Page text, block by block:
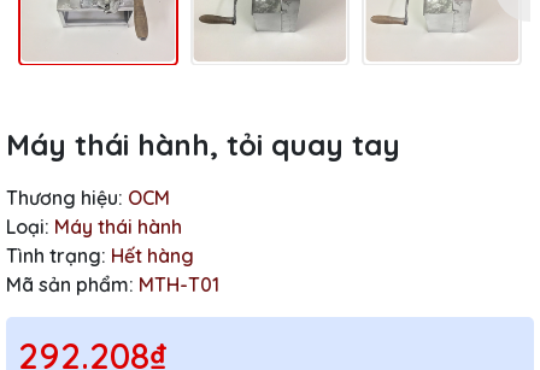
Máy thái hành, tỏi quay tay
Thương hiệu: OCM
Loại: Máy thái hành
Tình trạng: Hết hàng
Mã sản phẩm: MTH-T01
292.208₫